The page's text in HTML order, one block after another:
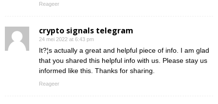
Reageer
crypto signals telegram
24 mei 2022 at 6:43 pm
It?¦s actually a great and helpful piece of info. I am glad
that you shared this helpful info with us. Please stay us
informed like this. Thanks for sharing.
Reageer